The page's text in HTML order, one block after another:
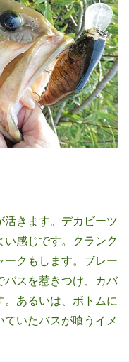
活きます。デカビーツ
い感じです。クランク
クもします。ブレー
バスを惹きつけ、カバ
あるいは、ボトムに
いたバスが喰うイメ